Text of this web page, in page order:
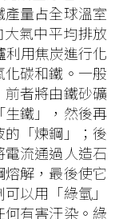
量占全球溫室
氣中平均排放
利用焦炭進行化
碳和鐵。一般
者將由鐵砂礦
鐵」，然後再
「煉鋼」；後
流通過人造石
解，最後使它
以用「綠氫」
有害汙染。綠